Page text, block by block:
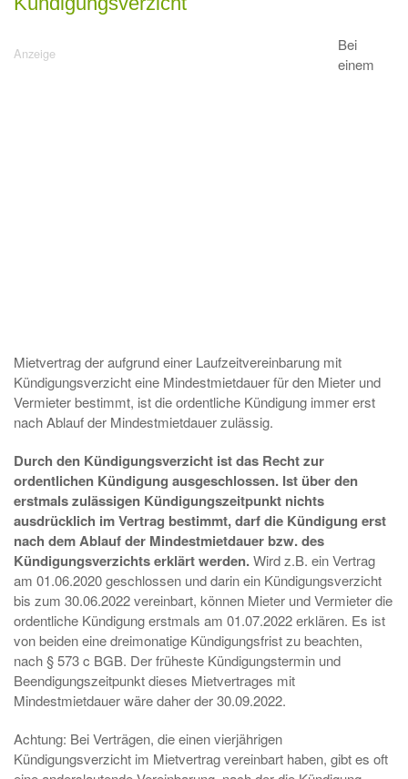
Bei
einem
Mietvertrag der aufgrund einer Laufzeitvereinbarung mit
Kündigungsverzicht eine Mindestmietdauer für den Mieter und
Vermieter bestimmt, ist die ordentliche Kündigung immer erst
nach Ablauf der Mindestmietdauer zulässig.
Durch den Kündigungsverzicht ist das Recht zur
ordentlichen Kündigung ausgeschlossen. Ist über den
erstmals zulässigen Kündigungszeitpunkt nichts
ausdrücklich im Vertrag bestimmt, darf die Kündigung erst
nach dem Ablauf der Mindestmietdauer bzw. des
Kündigungsverzichts erklärt werden.Wird z.B. ein Vertrag
am 01.06.2020 geschlossen und darin ein Kündigungsverzicht
bis zum 30.06.2022 vereinbart, können Mieter und Vermieter die
ordentliche Kündigung erstmals am 01.07.2022 erklären. Es ist
von beiden eine dreimonatige Kündigungsfrist zu beachten,
nach § 573 c BGB. Der früheste Kündigungstermin und
Beendigungszeitpunkt dieses Mietvertrages mit
Mindestmietdauer wäre daher der 30.09.2022.
Achtung: Bei Verträgen, die einen vierjährigen
Kündigungsverzicht im Mietvertrag vereinbart haben, gibt es oft